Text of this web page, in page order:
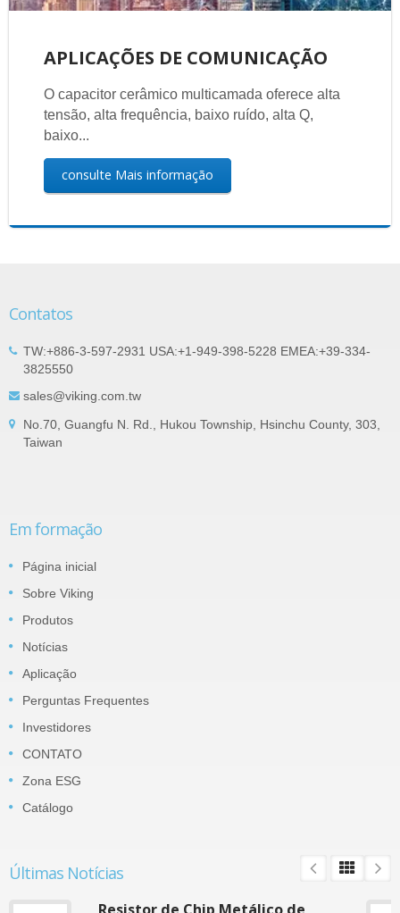
APLICAÇÕES DE COMUNICAÇÃO
O capacitor cerâmico multicamada oferece alta
tensão, alta frequência, baixo ruído, alta Q,
baixo...
consulte Mais informação
Contatos
TW:+886-3-597-2931 USA:+1-949-398-5228 EMEA:+39-334-
3825550
sales@viking.com.tw
No.70, Guangfu N. Rd., Hukou Township, Hsinchu County, 303,
Taiwan
Em formação
Página inicial
Sobre Viking
Produtos
Notícias
Aplicação
Perguntas Frequentes
Investidores
CONTATO
Zona ESG
Catálogo
Últimas Notícias